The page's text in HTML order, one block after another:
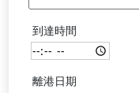
到達時間
離港日期